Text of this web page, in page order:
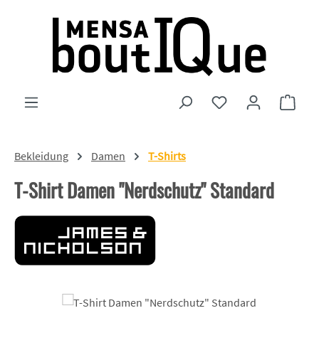
Zum Hauptinhalt springen
Du hast 0
Bekleidung Damen T-Shirts
T-Shirt Damen "Nerdschutz" Standard
Bildergalerie überspringen